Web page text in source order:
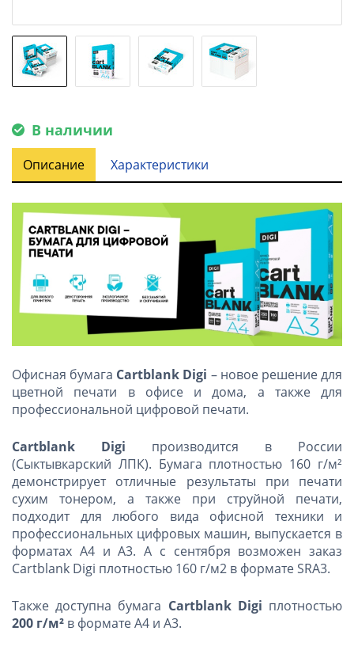
В наличии
Описание Характеристики
Офисная бумага Cartblank Digi – новое решение для
цветной печати в офисе и дома, а также для
профессиональной цифровой печати.
Cartblank Digi производится в России
(Сыктывкарский ЛПК). Бумага плотностью 160 г/м²
демонстрирует отличные результаты при печати
сухим тонером, а также при струйной печати,
подходит для любого вида офисной техники и
профессиональных цифровых машин, выпускается в
форматах А4 и А3. А с сентября возможен заказ
Cartblank Digi плотностью 160 г/м2 в формате SRA3.
Также доступна бумага Cartblank Digi плотностью
200 г/м² в формате А4 и А3.